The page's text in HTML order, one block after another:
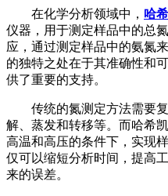
在化学分析领域中， 哈
仪器，用于测定样品中的总
应，通过测定样品中的氨氮
的独特之处在于其准确性和
供了重要的支持。
传统的氮测定方法需要复
解、蒸发和转移等。而哈希
高温和高压的条件下，实现
仅可以缩短分析时间，提高
来的误差。